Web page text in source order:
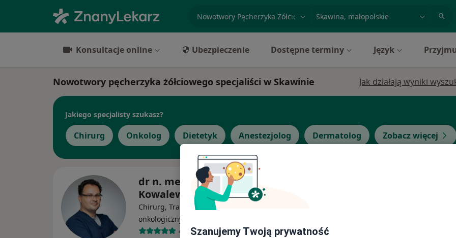
specjalizacja, badanie lub nazwisko
Konsultacje online Ubezpieczenie Dostępne terminy Język
Nowotwory pęcherzyka żółciowego specjaliści w Skawinie Jak działają wyniki
Jakiego specjalisty szukasz?
Chirurg Onkolog Dietetyk Anestezjolog Dermatolog Zobacz więcej
dr n. med. Maciej
Kowalewski
Chirurg, Transplantolog, Chirurg
onkologiczny
435 opinii
Umawianie online nie jest dostępne
Szanujemy Twoją prywatność